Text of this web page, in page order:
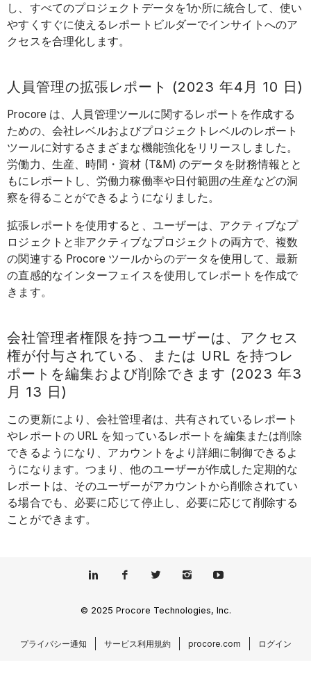
し、すべてのプロジェクトデータを1か所に統合して、使い
やすくすぐに使えるレポートビルダーでインサイトへのア
クセスを合理化します。
人員管理の拡張レポート (2023 年4月 10 日)
Procore は、人員管理ツールに関するレポートを作成する
ための、会社レベルおよびプロジェクトレベルのレポート
ツールに対するさまざまな機能強化をリリースしました。
労働力、生産、時間・資材 (T&M) のデータを財務情報とと
もにレポートし、労働力稼働率や日付範囲の生産などの洞
察を得ることができるようになりました。
拡張レポートを使用すると、ユーザーは、アクティブなプ
ロジェクトと非アクティブなプロジェクトの両方で、複数
の関連する Procore ツールからのデータを使用して、最新
の直感的なインターフェイスを使用してレポートを作成で
きます。
会社管理者権限を持つユーザーは、アクセス
権が付与されている、または URL を持つレ
ポートを編集および削除できます (2023 年3
月 13 日)
この更新により、会社管理者は、共有されているレポート
やレポートの URL を知っているレポートを編集または削除
できるようになり、アカウントをより詳細に制御できるよ
うになります。つまり、他のユーザーが作成した定期的な
レポートは、そのユーザーがアカウントから削除されてい
る場合でも、必要に応じて停止し、必要に応じて削除する
ことができます。
© 2025 Procore Technologies, Inc.
プライバシー通知 サービス利用規約 procore.com ログイン